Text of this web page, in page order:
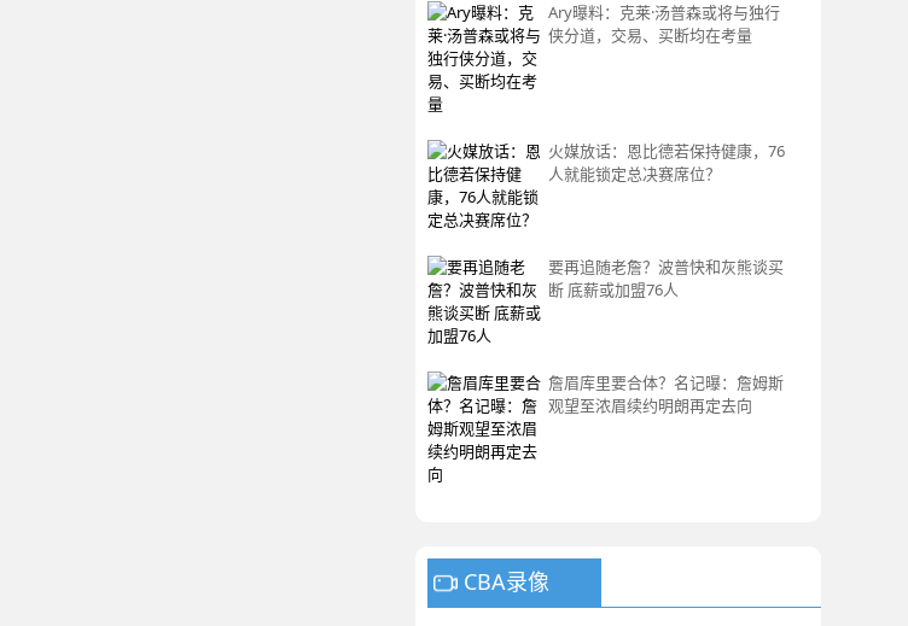
Ary曝料：克莱·汤普森或将与独行
侠分道，交易、买断均在考量
火媒放话：恩比德若保持健康，76
人就能锁定总决赛席位？
要再追随老詹？波普快和灰熊谈买
断 底薪或加盟76人
詹眉库里要合体？名记曝：詹姆斯
观望至浓眉续约明朗再定去向
CBA录像